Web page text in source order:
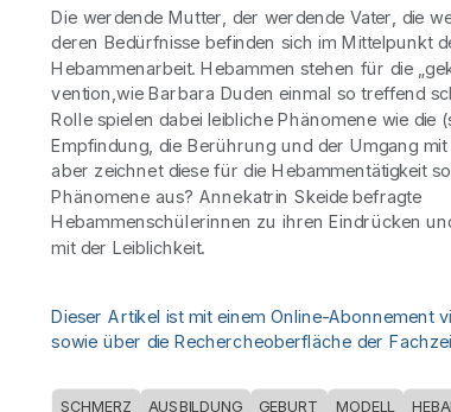
Die werdende Mutter, der werdende Vater, die
deren Bedürfnisse befinden sich im Mittelpunkt
Hebammenarbeit. Hebammen stehen für die
vention,wie Barbara Duden einmal so treffend
Rolle spielen dabei leibliche Phänomene wie die
Empfindung, die Berührung und der Umgang
aber zeichnet diese für die Hebammentätigkeit
Phänomene aus? Annekatrin Skeide befragte
Hebammenschülerinnen zu ihren Eindrücken
mit der Leiblichkeit.
Dieser Artikel ist mit einem Online-Abonnement
sowie über die Rechercheoberfläche der
SCHMERZ AUSBILDUNG GEBURT MODELL